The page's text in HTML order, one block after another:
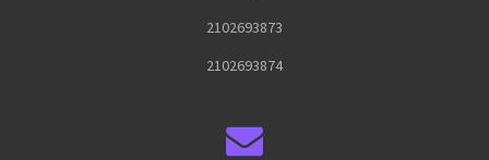
2102693873
2102693874